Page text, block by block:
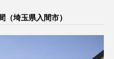
（埼玉県入間市）